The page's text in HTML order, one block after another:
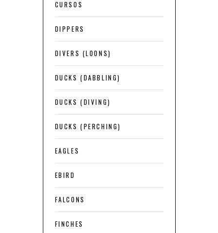
CURSOS
DIPPERS
DIVERS (LOONS)
DUCKS (DABBLING)
DUCKS (DIVING)
DUCKS (PERCHING)
EAGLES
EBIRD
FALCONS
FINCHES